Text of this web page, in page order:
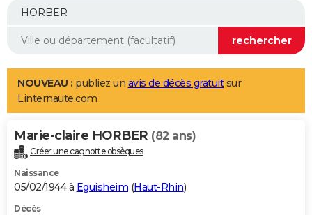
Mobiles
Meilleur smartphone
Internet
Ordinateurs
Jeux vidéo
Guide high-tech
Aménagement intérieur
LIFESTYLE
Art de vivre
Bien-être
Loisirs
Mode
Modes de vie
Alimentation
Guide de la santé
Maladies
Médicaments
Sommeil
VOYAGE
Destinations
City break
Voyage nature
Voyage de noces
Forum
Climat
+PHOTO
GUIDES D'ACHAT
NOUVEAU : publiez un avis de décès gratuitsur
Linternaute.com
Marie-claire HORBER (82 ans)
Créer une cagnotte obsèques
Naissance
05/02/1944 à Eguisheim (Haut-Rhin)
Décès